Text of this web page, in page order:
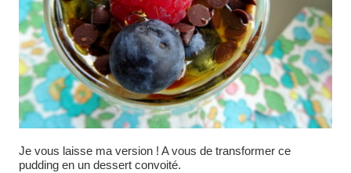
Je vous laisse ma version ! A vous de transformer ce
pudding en un dessert convoité.